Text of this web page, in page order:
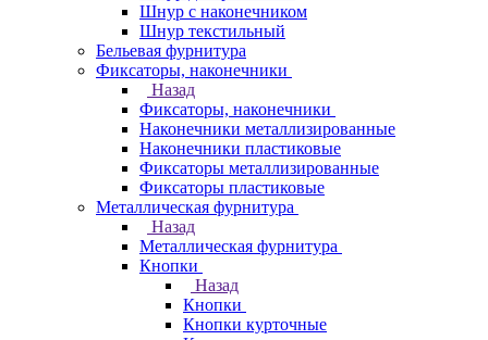
Шнур с наконечником
Шнур текстильный
Бельевая фурнитура
Фиксаторы, наконечники
Назад
Фиксаторы, наконечники
Наконечники металлизированные
Наконечники пластиковые
Фиксаторы металлизированные
Фиксаторы пластиковые
Металлическая фурнитура
Назад
Металлическая фурнитура
Кнопки
Назад
Кнопки
Кнопки курточные